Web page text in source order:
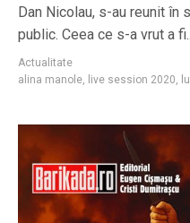
Dan Nicolau, s-au reunit în
public. Ceea ce s-a vrut a
Actualitate
alina manole, live session 2020,